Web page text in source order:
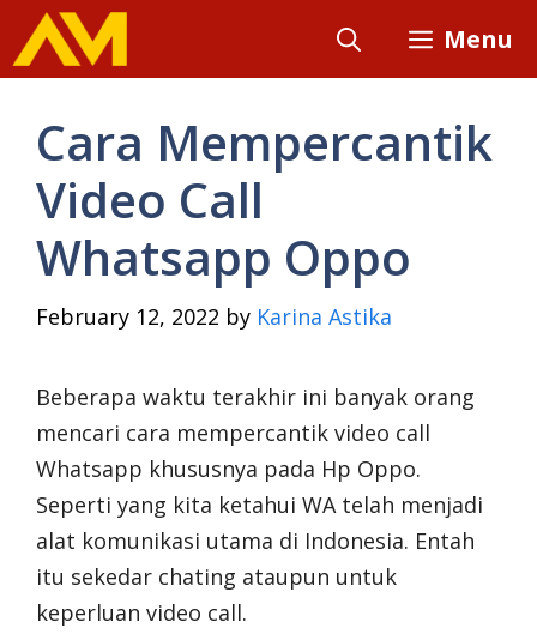
Skip
to
Menu
Cara Mempercantik
Video Call
Whatsapp Oppo
February 12, 2022 by Karina Astika
Beberapa waktu terakhir ini banyak orang
mencari cara mempercantik video call
Whatsapp khususnya pada Hp Oppo.
Seperti yang kita ketahui WA telah menjadi
alat komunikasi utama di Indonesia. Entah
itu sekedar chating ataupun untuk
keperluan video call.